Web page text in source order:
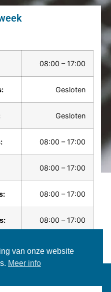
08:00 – 17:00
Gesloten
Gesloten
08:00 – 17:00
08:00 – 17:00
08:00 – 17:00
08:00 – 17:00
van onze website
Meer info